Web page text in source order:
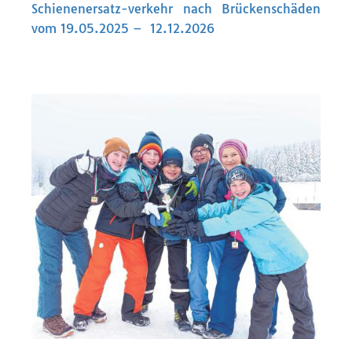
Schienenersatz-verkehr nach Brückenschäden
vom 19.05.2025 – 12.12.2026